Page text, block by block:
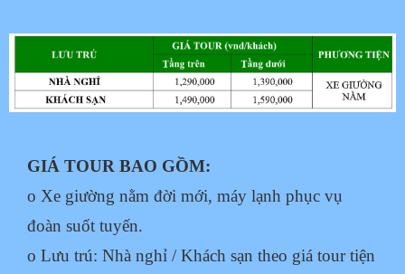
GIÁ TOUR BAO GỒM:
o Xe giường nằm đời mới, máy lạnh phục vụ
đoàn suốt tuyến.
o Lưu trú: Nhà nghỉ / Khách sạn theo giá tour tiện